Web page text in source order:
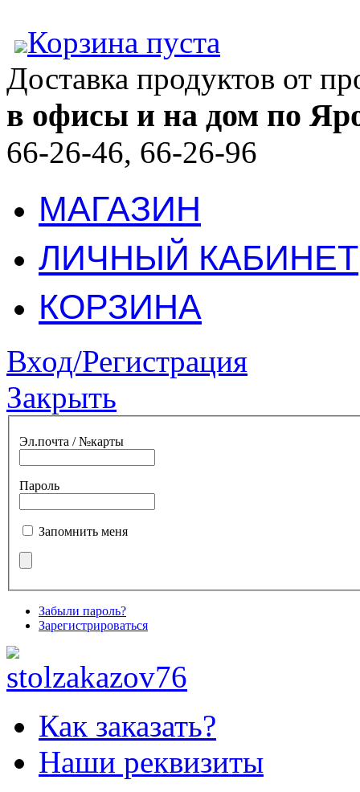
Корзина пуста
Доставка продуктов от
в офисы и на дом по
66-26-46, 66-26-96
МАГАЗИН
ЛИЧНЫЙ КАБИНЕТ
КОРЗИНА
Вход/Регистрация
Закрыть
Эл.почта / №карты
Пароль
Запомнить меня
Забыли пароль?
Зарегистрироваться
Как заказать?
Наши реквизиты